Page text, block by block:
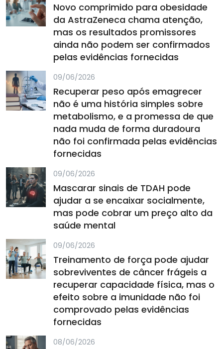
Novo comprimido para obesidade
da AstraZeneca chama atenção,
mas os resultados promissores
ainda não podem ser confirmados
pelas evidências fornecidas
09/06/2026
Recuperar peso após emagrecer
não é uma história simples sobre
metabolismo, e a promessa de que
nada muda de forma duradoura
não foi confirmada pelas evidências
fornecidas
09/06/2026
Mascarar sinais de TDAH pode
ajudar a se encaixar socialmente,
mas pode cobrar um preço alto da
saúde mental
09/06/2026
Treinamento de força pode ajudar
sobreviventes de câncer frágeis a
recuperar capacidade física, mas o
efeito sobre a imunidade não foi
comprovado pelas evidências
fornecidas
08/06/2026